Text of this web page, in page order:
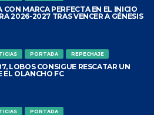
SALVAVIDA
2021
CON MARCA PERFECTA EN EL INICIO
2026-2027 TRAS VENCER A GÉNESIS
PORTADA REPECHAJE
LOBOS CONSIGUE RESCATAR UN
EL OLANCHO FC
PORTADA